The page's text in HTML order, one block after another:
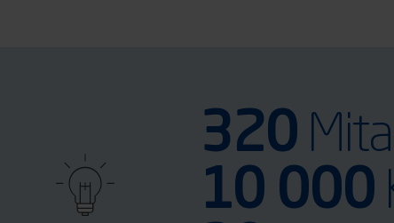
320
10 000